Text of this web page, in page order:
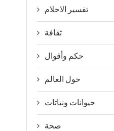
تفسير الاحلام
ثقافة
حكم وأقوال
حول العالم
حيوانات ونباتات
صحة